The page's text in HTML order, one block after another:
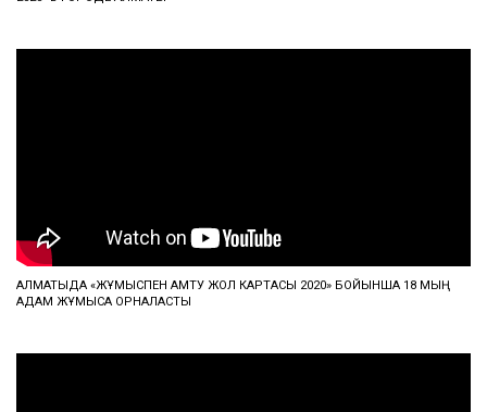
АЛМАТЫДА «ЖҰМЫСПЕН ҚАМТУ ЖОЛ КАРТАСЫ 2020» БОЙЫНША 18 МЫҢ
АДАМ ЖҰМЫСҚА ОРНАЛАСТЫ